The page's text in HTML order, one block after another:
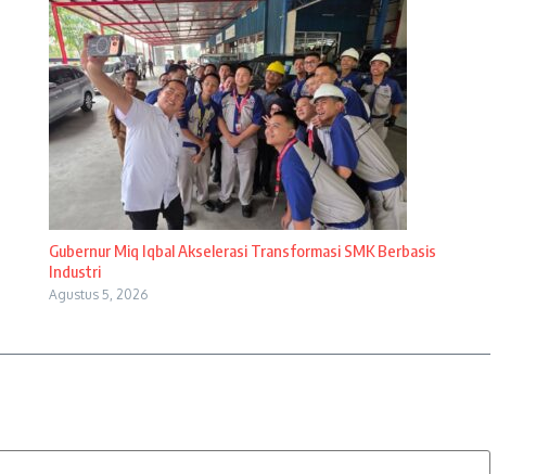
Gubernur Miq Iqbal Akselerasi Transformasi SMK Berbasis
Industri
Agustus 5, 2026